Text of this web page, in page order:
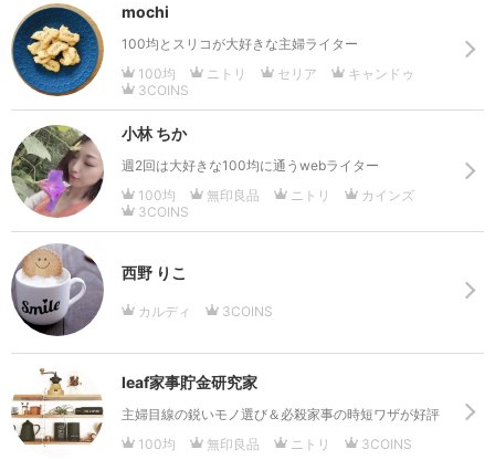
mochi
100均とスリコが大好きな主婦ライター
100均
ニトリ セリア
キャンドゥ
3COINS
小林 ちか
週2回は大好きな100均に通うwebライター
100均
無印良品 ニトリ
カインズ
3COINS
西野 りこ
カルディ 3COINS
leaf家事貯金研究家
主婦目線の鋭いモノ選び＆必殺家事の時短ワザが好評
100均
無印良品 ニトリ 3COINS